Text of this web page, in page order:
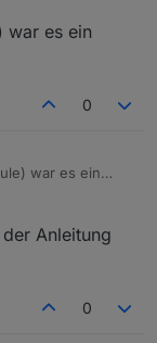
war es ein
0
Anleitung
0